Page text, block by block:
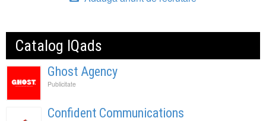
Catalog IQads
Ghost Agency
Publicitate
Confident Communications